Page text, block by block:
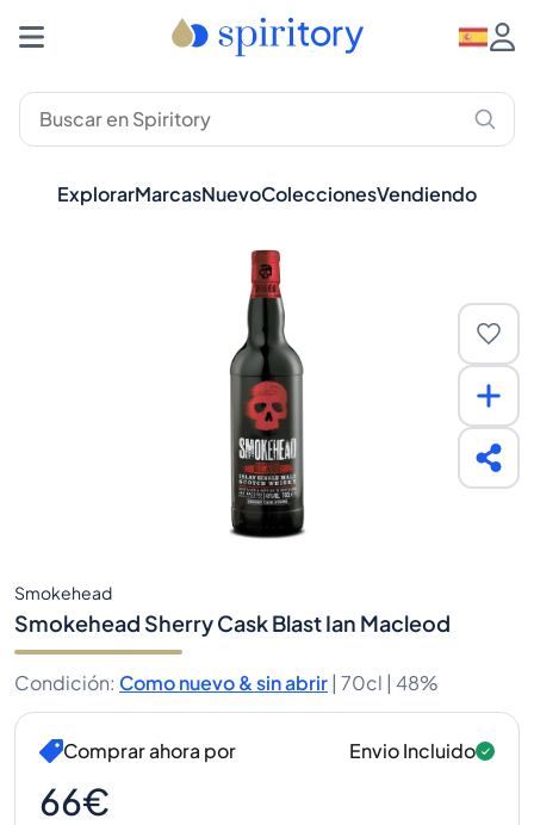
ExplorarMarcasNuevoColeccionesVendiendo
Smokehead
Smokehead Sherry Cask Blast Ian Macleod
Condición: Como nuevo & sin abrir | 70cl | 48%
Comprar ahora por
66€
Envio Incluido